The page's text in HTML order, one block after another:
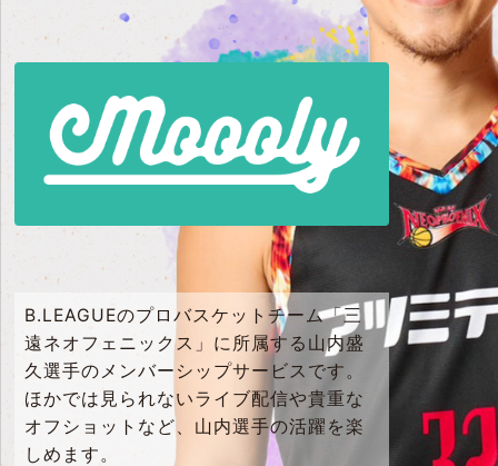
B.LEAGUEのプロバスケットチーム「三
遠ネオフェニックス」に所属する山内盛
久選手のメンバーシップサービスです。
ほかでは見られないライブ配信や貴重な
オフショットなど、山内選手の活躍を楽
しめます。